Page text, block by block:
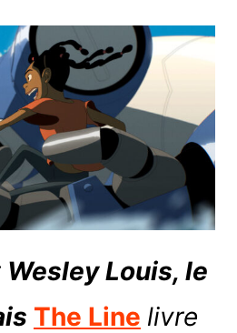
Wesley Louis, le
The Line livre